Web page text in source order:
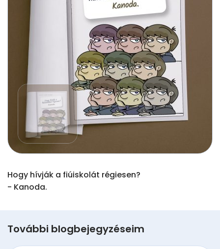
Hogy hívják a fiúiskolát régiesen?
- Kanoda.
További blogbejegyzéseim